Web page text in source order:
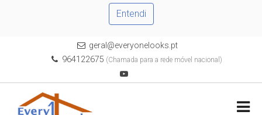
Entendi
geral@everyonelooks.pt
964122675 (Chamada para a rede móvel nacional)